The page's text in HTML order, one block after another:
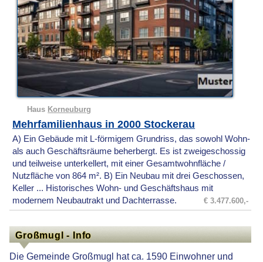
Haus Korneuburg
Mehrfamilienhaus in 2000 Stockerau
A) Ein Gebäude mit L-förmigem Grundriss, das sowohl Wohn-
als auch Geschäftsräume beherbergt. Es ist zweigeschossig
und teilweise unterkellert, mit einer Gesamtwohnfläche /
Nutzfläche von 864 m². B) Ein Neubau mit drei Geschossen,
Keller ... Historisches Wohn- und Geschäftshaus mit
modernem Neubautrakt und Dachterrasse.
€ 3.477.600,-
Großmugl - Info
Die Gemeinde Großmugl hat ca. 1590 Einwohner und